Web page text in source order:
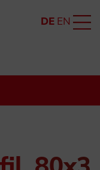
DE EN